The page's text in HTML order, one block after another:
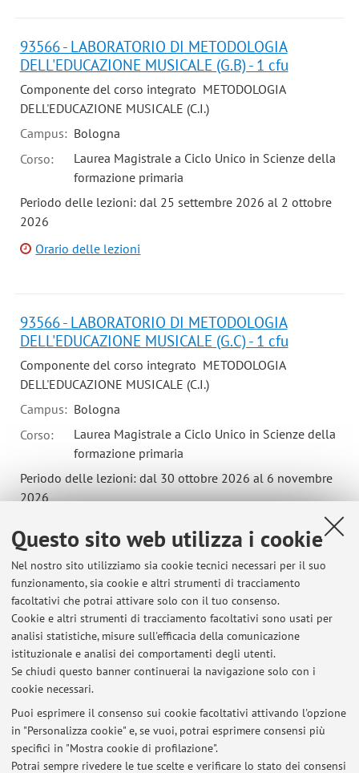
Questo sito web utilizza i cookie
Nel nostro sito utilizziamo sia cookie tecnici necessari per il suo
funzionamento, sia cookie e altri strumenti di tracciamento
facoltativi che potrai attivare solo con il tuo consenso.
Cookie e altri strumenti di tracciamento facoltativi sono usati per
analisi statistiche, misure sull'efficacia della comunicazione
istituzionale e analisi dei comportamenti degli utenti.
Se chiudi questo banner continuerai la navigazione solo con i
cookie necessari.
Puoi esprimere il consenso sui cookie facoltativi attivando l'opzione
in "Personalizza cookie" e, se vuoi, potrai esprimere consensi più
specifici in "Mostra cookie di profilazione".
Potrai sempre rivedere le tue scelte e verificare lo stato dei consensi
93566 - LABORATORIO DI METODOLOGIA
DELL'EDUCAZIONE MUSICALE (G.B) - 1 cfu
Componente del corso integrato METODOLOGIA
DELL'EDUCAZIONE MUSICALE (C.I.)
Campus: Bologna
Corso:
Laurea Magistrale a Ciclo Unico in Scienze della
formazione primaria
Periodo delle lezioni: dal 25 settembre 2026 al 2 ottobre
2026
Orario delle lezioni
93566 - LABORATORIO DI METODOLOGIA
DELL'EDUCAZIONE MUSICALE (G.C) - 1 cfu
Componente del corso integrato METODOLOGIA
DELL'EDUCAZIONE MUSICALE (C.I.)
Campus: Bologna
Corso:
Laurea Magistrale a Ciclo Unico in Scienze della
formazione primaria
Periodo delle lezioni: dal 30 ottobre 2026 al 6 novembre
2026
Ultimi avvisi
ESITI LABORATORI 2025-2026
Pubblicato il: 14 dicembre 2025
ESITI LABORATORI 2024-2025 Aggiornati, Laboratorio F
Pubblicato il: 21 dicembre 2024
ESITI LABORATORI 2024-2025 Aggiornati, Laboratorio E